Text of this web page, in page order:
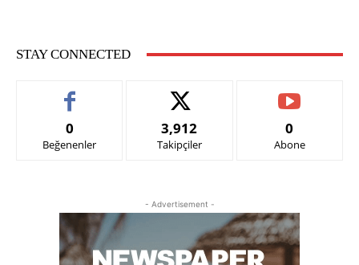
STAY CONNECTED
0
Beğenenler
3,912
Takipçiler
0
Abone
- Advertisement -